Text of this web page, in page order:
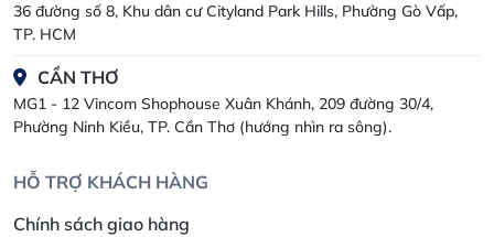
36 đường số 8, Khu dân cư Cityland Park Hills, Phường Gò Vấp,
TP. HCM
CẦN THƠ
MG1 - 12 Vincom Shophouse Xuân Khánh, 209 đường 30/4,
Phường Ninh Kiều, TP. Cần Thơ (hướng nhìn ra sông).
HỖ TRỢ KHÁCH HÀNG
Chính sách giao hàng